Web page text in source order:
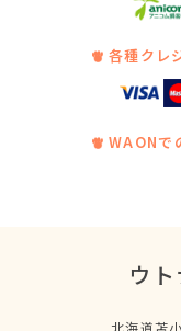
各種クレ
WAONで
ウ
北海道苫